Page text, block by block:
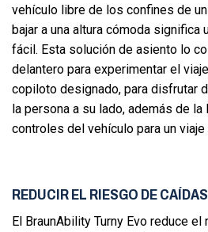
vehículo libre de los confines de
bajar a una altura cómoda significa
fácil. Esta solución de asiento lo
delantero para experimentar el
copiloto designado, para disfrutar
la persona a su lado, además de
controles del vehículo para un viaje
REDUCIR EL RIESGO DE CAÍDAS
El BraunAbility Turny Evo reduce